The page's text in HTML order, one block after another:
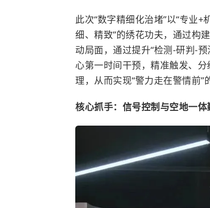
此次“数字精细化治堵”以“专业
细、精致”的绣花功夫，通过构
动局面，通过提升“检测-研判-
心第一时间干预，精准触发、
理，从而实现“警力走在警情前”
核心抓手：信号控制与空地一体